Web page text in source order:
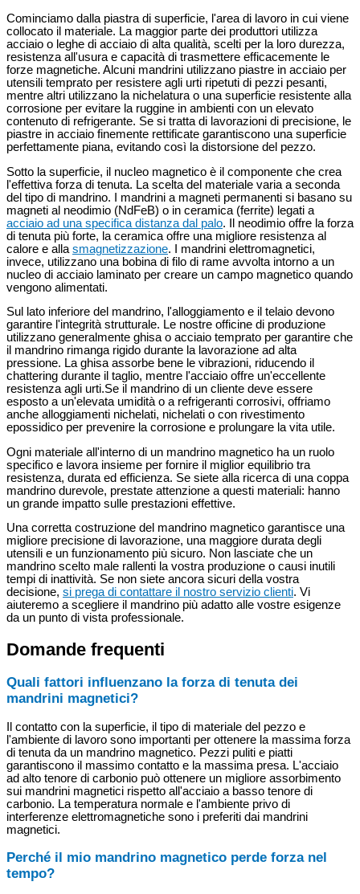
Cominciamo dalla piastra di superficie, l'area di lavoro in cui viene
collocato il materiale. La maggior parte dei produttori utilizza
acciaio o leghe di acciaio di alta qualità, scelti per la loro durezza,
resistenza all'usura e capacità di trasmettere efficacemente le
forze magnetiche. Alcuni mandrini utilizzano piastre in acciaio per
utensili temprato per resistere agli urti ripetuti di pezzi pesanti,
mentre altri utilizzano la nichelatura o una superficie resistente alla
corrosione per evitare la ruggine in ambienti con un elevato
contenuto di refrigerante. Se si tratta di lavorazioni di precisione, le
piastre in acciaio finemente rettificate garantiscono una superficie
perfettamente piana, evitando così la distorsione del pezzo.
Sotto la superficie, il nucleo magnetico è il componente che crea
l'effettiva forza di tenuta. La scelta del materiale varia a seconda
del tipo di mandrino. I mandrini a magneti permanenti si basano su
magneti al neodimio (NdFeB) o in ceramica (ferrite) legati a
acciaio ad una specifica distanza dal palo. Il neodimio offre la forza
di tenuta più forte, la ceramica offre una migliore resistenza al
calore e alla smagnetizzazione. I mandrini elettromagnetici,
invece, utilizzano una bobina di filo di rame avvolta intorno a un
nucleo di acciaio laminato per creare un campo magnetico quando
vengono alimentati.
Sul lato inferiore del mandrino, l'alloggiamento e il telaio devono
garantire l'integrità strutturale. Le nostre officine di produzione
utilizzano generalmente ghisa o acciaio temprato per garantire che
il mandrino rimanga rigido durante la lavorazione ad alta
pressione. La ghisa assorbe bene le vibrazioni, riducendo il
chattering durante il taglio, mentre l'acciaio offre un'eccellente
resistenza agli urti.Se il mandrino di un cliente deve essere
esposto a un'elevata umidità o a refrigeranti corrosivi, offriamo
anche alloggiamenti nichelati, nichelati o con rivestimento
epossidico per prevenire la corrosione e prolungare la vita utile.
Ogni materiale all'interno di un mandrino magnetico ha un ruolo
specifico e lavora insieme per fornire il miglior equilibrio tra
resistenza, durata ed efficienza. Se siete alla ricerca di una coppa
mandrino durevole, prestate attenzione a questi materiali: hanno
un grande impatto sulle prestazioni effettive.
Una corretta costruzione del mandrino magnetico garantisce una
migliore precisione di lavorazione, una maggiore durata degli
utensili e un funzionamento più sicuro. Non lasciate che un
mandrino scelto male rallenti la vostra produzione o causi inutili
tempi di inattività. Se non siete ancora sicuri della vostra
decisione, si prega di contattare il nostro servizio clienti. Vi
aiuteremo a scegliere il mandrino più adatto alle vostre esigenze
da un punto di vista professionale.
Domande frequenti
Quali fattori influenzano la forza di tenuta dei
mandrini magnetici?
Il contatto con la superficie, il tipo di materiale del pezzo e
l'ambiente di lavoro sono importanti per ottenere la massima forza
di tenuta da un mandrino magnetico. Pezzi puliti e piatti
garantiscono il massimo contatto e la massima presa. L'acciaio
ad alto tenore di carbonio può ottenere un migliore assorbimento
sui mandrini magnetici rispetto all'acciaio a basso tenore di
carbonio. La temperatura normale e l'ambiente privo di
interferenze elettromagnetiche sono i preferiti dai mandrini
magnetici.
Perché il mio mandrino magnetico perde forza nel
tempo?